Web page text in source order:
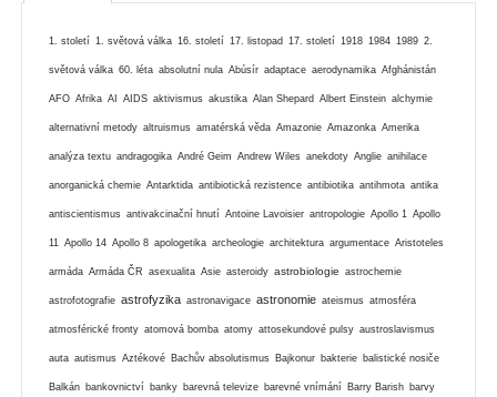
1. století 1. světová válka 16. století 17. listopad 17. století 1918 1984 1989 2.
světová válka 60. léta absolutní nula Abúsír adaptace aerodynamika Afghánistán
AFO Afrika AI AIDS aktivismus akustika Alan Shepard Albert Einstein alchymie
alternativní metody altruismus amatérská věda Amazonie Amazonka Amerika
analýza textu andragogika André Geim Andrew Wiles anekdoty Anglie anihilace
anorganická chemie Antarktida antibiotická rezistence antibiotika antihmota antika
antiscientismus antivakcinační hnutí Antoine Lavoisier antropologie Apollo 1 Apollo
11 Apollo 14 Apollo 8 apologetika archeologie architektura argumentace Aristoteles
armáda Armáda ČR asexualita Asie asteroidy astrobiologie astrochemie
astrofotografie astrofyzika astronavigace astronomie ateismus atmosféra
atmosférické fronty atomová bomba atomy attosekundové pulsy austroslavismus
auta autismus Aztékové Bachův absolutismus Bajkonur bakterie balistické nosiče
Balkán bankovnictví banky barevná televize barevné vnímání Barry Barish barvy